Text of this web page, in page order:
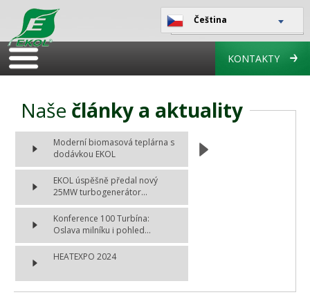
Čeština
KONTAKTY
Naše články a aktuality
Moderní biomasová teplárna s
dodávkou EKOL
EKOL úspěšně předal nový
25MW turbogenerátor...
Konference 100 Turbína:
Oslava milníku i pohled...
HEATEXPO 2024